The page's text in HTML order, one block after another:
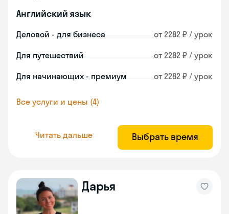
Английский язык
Деловой - для бизнеса от 2282 ₽ / урок
Для путешествий от 2282 ₽ / урок
Для начинающих - премиум от 2282 ₽ / урок
Все услуги и цены (4)
Читать дальше Выбрать время
Дарья